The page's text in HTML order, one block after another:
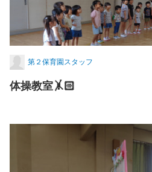
第２保育園スタッフ
体操教室🤸🏻